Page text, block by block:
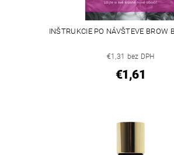
INŠTRUKCIE PO NÁVŠTEVE BROW
€1,31 bez DPH
€1,61